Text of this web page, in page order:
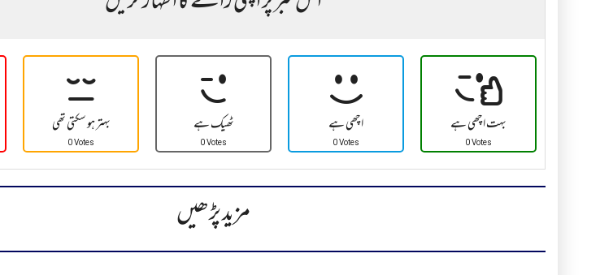
بہتر ہو سکتی تھی
0 Votes
ٹھیک ہے
0 Votes
اچھی ہے
0 Votes
بہت اچھی ہے
0 Votes
مزید پڑھیں